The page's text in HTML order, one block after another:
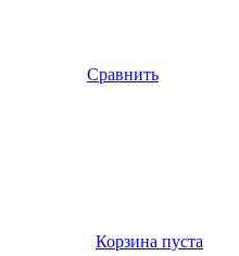
Сравнить
Корзина пуста